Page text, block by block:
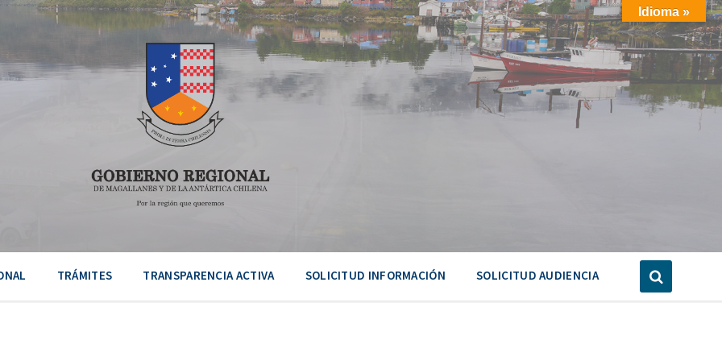
TRÁMITES TRANSPARENCIA ACTIVA SOLICITUD INFORMACIÓN SOLICITUD AUDIENCIA
Idioma »